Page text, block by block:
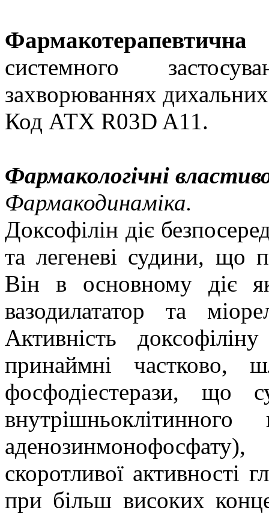
системного
захворюваннях
Код АТХ R03D A11.
Фармакологічні
Фармакодинаміка.
Доксофілін діє
та легеневі судини, що
Він в основному діє
вазодилататор та
Активність
принаймні частково,
фосфодіестерази, що
скоротливої активності
при більш високих